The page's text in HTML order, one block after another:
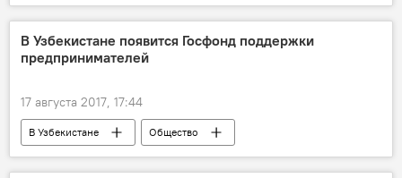
Узбекистан
Гульнара Каримова
Ucell
Уголовные дела в отношении Гульнары Каримовой
В Узбекистане появится Госфонд поддержки
предпринимателей
17 августа 2017, 17:44
В Узбекистане
Общество
Экономика
Узбекистан
Бизнесмен